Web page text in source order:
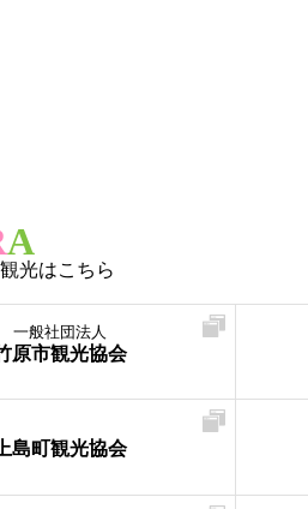
A
光はこちら
一般社団法人
原市観光協会
上島町観光協会